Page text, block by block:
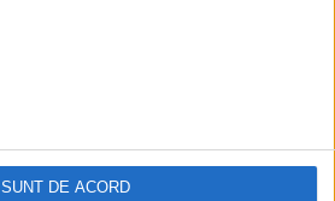
SUNT DE ACORD